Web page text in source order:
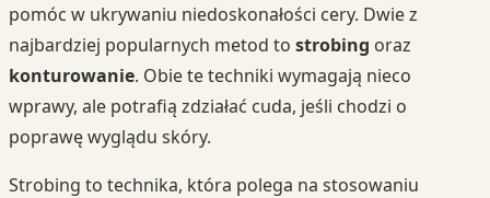
pomóc w ukrywaniu niedoskonałości cery. Dwie z
najbardziej popularnych metod to strobing oraz
konturowanie. Obie te techniki wymagają nieco
wprawy, ale potrafią zdziałać cuda, jeśli chodzi o
poprawę wyglądu skóry.
Strobing to technika, która polega na stosowaniu